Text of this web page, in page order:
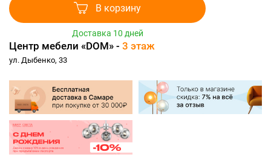
В корзину
Доставка 10 дней
Центр мебели «DOM» - 3 этаж
ул. Дыбенко, 33